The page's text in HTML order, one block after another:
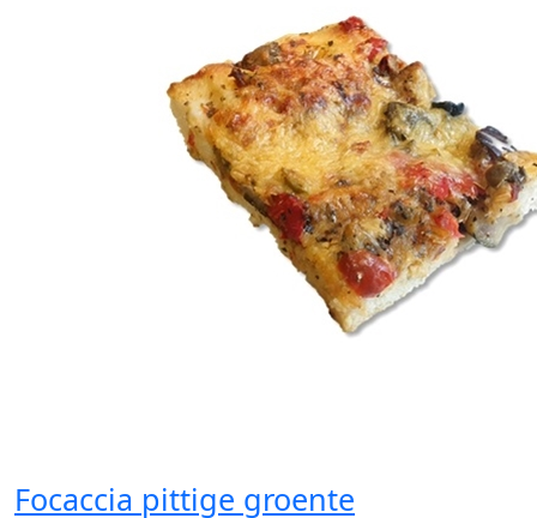
Focaccia pittige groente